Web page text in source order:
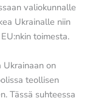
valiokunnalle
Ukrainalle niin
toimesta.
on
teollisen
Tässä suhteessa